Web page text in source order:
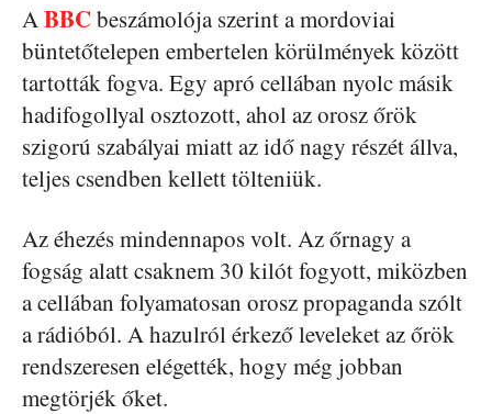
ABBC beszámolója szerint a mordoviai
büntetőtelepen embertelen körülmények között
tartották fogva. Egy apró cellában nyolc másik
hadifogollyal osztozott, ahol az orosz őrök
szigorú szabályai miatt az idő nagy részét állva,
teljes csendben kellett tölteniük.
Az éhezés mindennapos volt. Az őrnagy a
fogság alatt csaknem 30 kilót fogyott, miközben
a cellában folyamatosan orosz propaganda szólt
a rádióból. A hazulról érkező leveleket az őrök
rendszeresen elégették, hogy még jobban
megtörjék őket.